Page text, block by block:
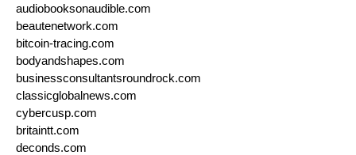
audiobooksonaudible.com
beautenetwork.com
bitcoin-tracing.com
bodyandshapes.com
businessconsultantsroundrock.com
classicglobalnews.com
cybercusp.com
britaintt.com
deconds.com